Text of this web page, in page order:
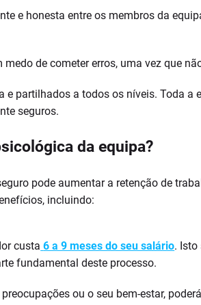
e honesta entre os membros da
medo de cometer erros, uma vez que
partilhados a todos os níveis. Toda a
seguros.
da equipa?
pode aumentar a retenção de
incluindo:
custa 6 a 9 meses do seu salário. Isto
fundamental deste processo.
ou o seu bem-estar,